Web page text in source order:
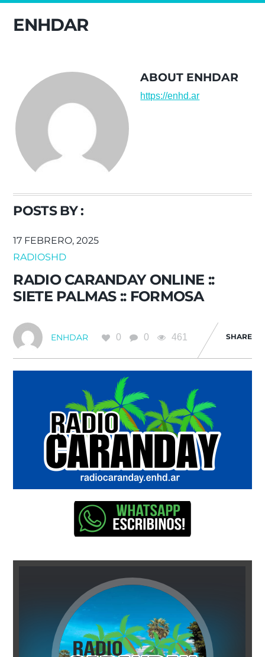
ENHDAR
ABOUT ENHDAR
https://enhd.ar
POSTS BY :
17 FEBRERO, 2025
RADIOSHD
RADIO CARANDAY ONLINE ::
SIETE PALMAS :: FORMOSA
ENHDAR 0 0 461 SHARE